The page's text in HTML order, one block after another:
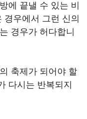
에 끝낼 수 있는 비
우에서 그런 신의
경우가 허다합니
축제가 되어야 할
다시는 반복되지